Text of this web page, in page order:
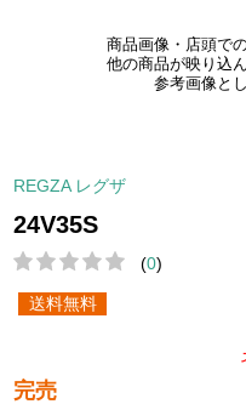
商品画像・店頭で
他の商品が映り込
参考画像と
REGZA レグザ
24V35S
(0)
送料無料
完売